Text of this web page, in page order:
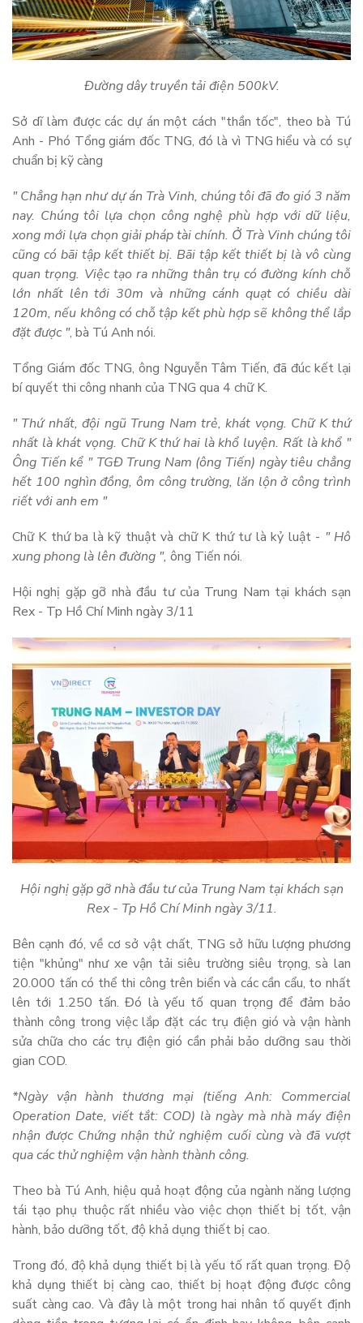
Đường dây truyền tải điện 500kV.
Sở dĩ làm được các dự án một cách "thần tốc", theo bà Tú
Anh - Phó Tổng giám đốc TNG, đó là vì TNG hiểu và có sự
chuẩn bị kỹ càng
" Chẳng hạn như dự án Trà Vinh, chúng tôi đã đo gió 3 năm
nay. Chúng tôi lựa chọn công nghệ phù hợp với dữ liệu,
xong mới lựa chọn giải pháp tài chính. Ở Trà Vinh chúng tôi
cũng có bãi tập kết thiết bị. Bãi tập kết thiết bị là vô cùng
quan trọng. Việc tạo ra những thân trụ có đường kính chỗ
lớn nhất lên tới 30m và những cánh quạt có chiều dài
120m, nếu không có chỗ tập kết phù hợp sẽ không thể lắp
đặt được ", bà Tú Anh nói.
Tổng Giám đốc TNG, ông Nguyễn Tâm Tiến, đã đúc kết lại
bí quyết thi công nhanh của TNG qua 4 chữ K.
" Thứ nhất, đội ngũ Trung Nam trẻ, khát vọng. Chữ K thứ
nhất là khát vọng. Chữ K thứ hai là khổ luyện. Rất là khổ "
Ông Tiến kể " TGĐ Trung Nam (ông Tiến) ngày tiêu chẳng
hết 100 nghìn đồng, ôm công trường, lăn lộn ở công trình
riết với anh em "
Chữ K thứ ba là kỹ thuật và chữ K thứ tư là kỷ luật - " Hô
xung phong là lên đường ", ông Tiến nói.
Hội nghị gặp gỡ nhà đầu tư của Trung Nam tại khách sạn
Rex - Tp Hồ Chí Minh ngày 3/11
Hội nghị gặp gỡ nhà đầu tư của Trung Nam tại khách sạn
Rex - Tp Hồ Chí Minh ngày 3/11.
Bên cạnh đó, về cơ sở vật chất, TNG sở hữu lượng phương
tiện "khủng" như xe vận tải siêu trường siêu trọng, sà lan
20.000 tấn có thể thi công trên biển và các cần cẩu, to nhất
lên tới 1.250 tấn. Đó là yếu tố quan trọng để đảm bảo
thành công trong việc lắp đặt các trụ điện gió và vận hành
sửa chữa cho các trụ điện gió cần phải bảo dưỡng sau thời
gian COD.
*Ngày vận hành thương mại (tiếng Anh: Commercial
Operation Date, viết tắt: COD) là ngày mà nhà máy điện
nhận được Chứng nhận thử nghiệm cuối cùng và đã vượt
qua các thử nghiệm vận hành thành công.
Theo bà Tú Anh, hiệu quả hoạt động của ngành năng lượng
tái tạo phụ thuộc rất nhiều vào việc chọn thiết bị tốt, vận
hành, bảo dưỡng tốt, độ khả dụng thiết bị cao.
Trong đó, độ khả dụng thiết bị là yếu tố rất quan trọng. Độ
khả dụng thiết bị càng cao, thiết bị hoạt động được công
suất càng cao. Và đây là một trong hai nhân tố quyết định